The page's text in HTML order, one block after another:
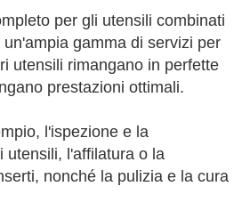
per gli utensili combinati
gamma di servizi per
utensili rimangano in perfette
prestazioni ottimali.
l'ispezione e la
utensili, l'affilatura o la
nonché la pulizia e la cura